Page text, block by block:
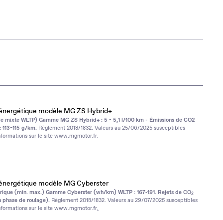
modèle MG ZS Hybrid+
mixte WLTP) Gamme MG ZS Hybrid+ : 5 - 5,1 l/100 km - Émissions de CO2
115 g/km. Règlement 2018/1832. Valeurs au 25/06/2025 susceptibles
sur le site www.mgmotor.fr.
modèle MG Cyberster
(min. max.) Gamme Cyberster (wh/km) WLTP : 167‑191. Rejets de CO2
de roulage). Règlement 2018/1832. Valeurs au 29/07/2025 susceptibles
sur le site www.mgmotor.fr.